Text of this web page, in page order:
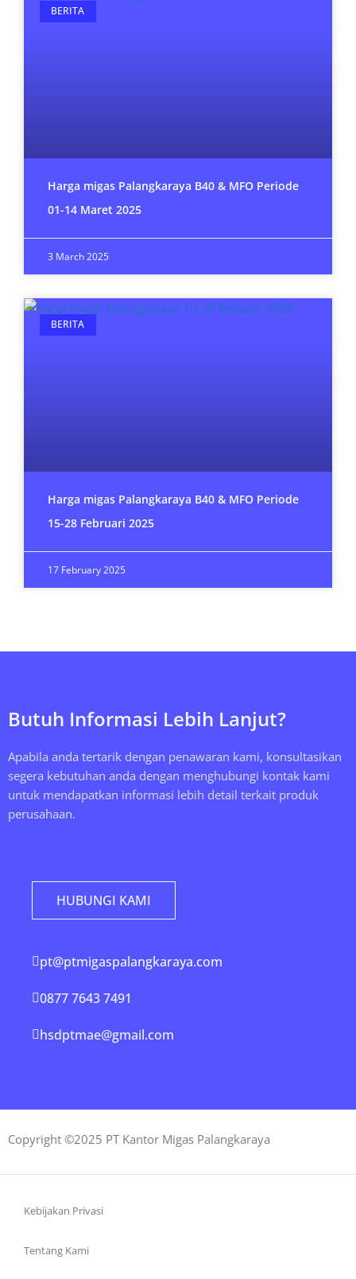
BERITA
Harga migas Palangkaraya B40 & MFO Periode
01-14 Maret 2025
3 March 2025
BERITA
Harga migas Palangkaraya B40 & MFO Periode
15-28 Februari 2025
17 February 2025
Butuh Informasi Lebih Lanjut?
Apabila anda tertarik dengan penawaran kami, konsultasikan
segera kebutuhan anda dengan menghubungi kontak kami
untuk mendapatkan informasi lebih detail terkait produk
perusahaan.
HUBUNGI KAMI
pt@ptmigaspalangkaraya.com
0877 7643 7491
hsdptmae@gmail.com
Copyright ©2025 PT Kantor Migas Palangkaraya
Kebijakan Privasi
Tentang Kami